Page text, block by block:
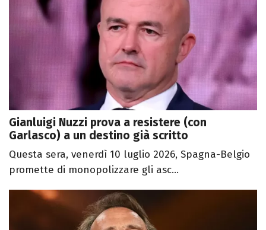
Gianluigi Nuzzi prova a resistere (con
Garlasco) a un destino già scritto
Questa sera, venerdì 10 luglio 2026, Spagna-Belgio
promette di monopolizzare gli asc...